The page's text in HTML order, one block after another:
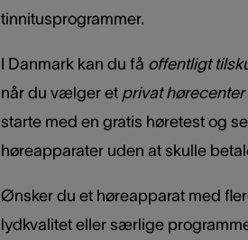
tinnitusprogrammer.
I Danmark kan du få offentligt
når du vælger et privat
starte med en gratis høretest og
høreapparater uden at skulle
Ønsker du et høreapparat med
lydkvalitet eller særlige